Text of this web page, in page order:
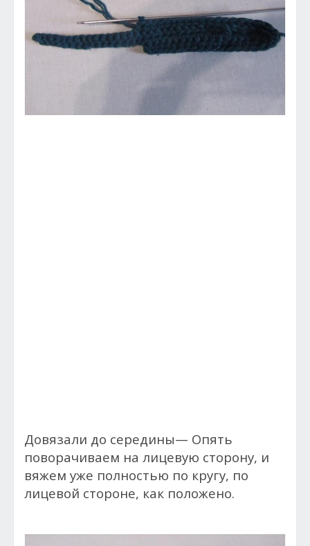
Довязали до середины— Опять
поворачиваем на лицевую сторону, и
вяжем уже полностью по кругу, по
лицевой стороне, как положено.